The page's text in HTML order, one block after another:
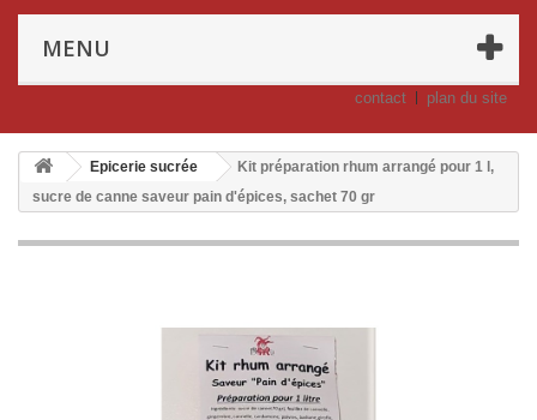
MENU
contact plan du site
Epicerie sucrée
Kit préparation rhum arrangé pour 1 l,
sucre de canne saveur pain d'épices, sachet 70 gr